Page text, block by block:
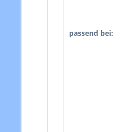
passend bei: